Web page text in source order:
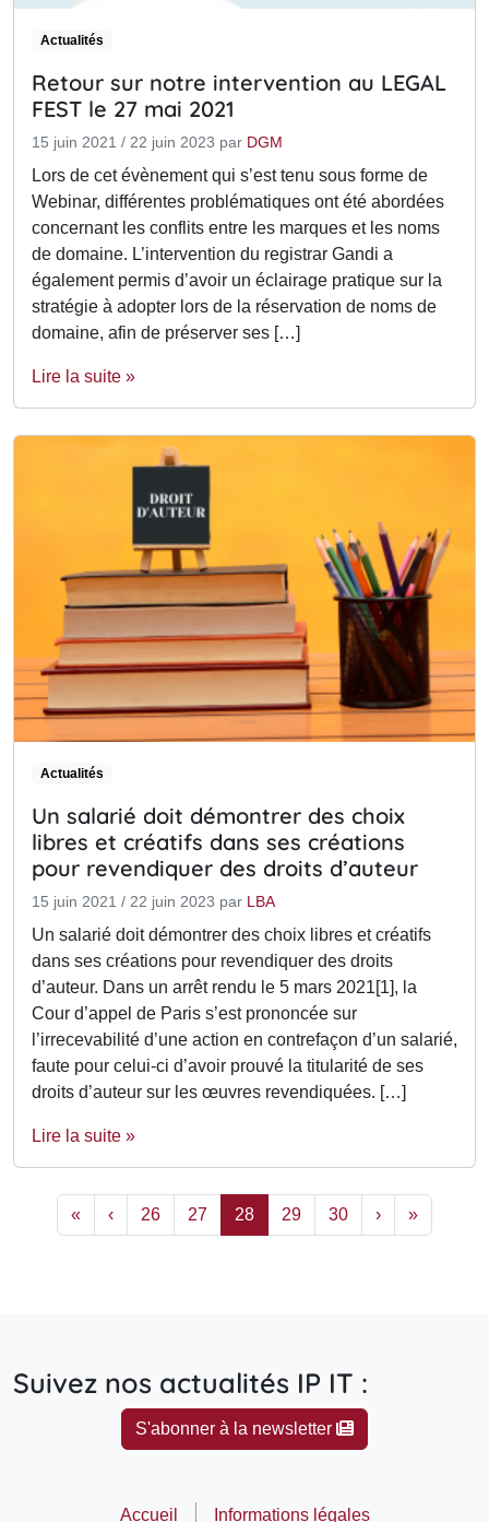
Actualités
Retour sur notre intervention au LEGAL
FEST le 27 mai 2021
15 juin 2021 / 22 juin 2023 par DGM
Lors de cet évènement qui s’est tenu sous forme de
Webinar, différentes problématiques ont été abordées
concernant les conflits entre les marques et les noms
de domaine. L’intervention du registrar Gandi a
également permis d’avoir un éclairage pratique sur la
stratégie à adopter lors de la réservation de noms de
domaine, afin de préserver ses […]
Lire la suite »
Actualités
Un salarié doit démontrer des choix
libres et créatifs dans ses créations
pour revendiquer des droits d’auteur
15 juin 2021 / 22 juin 2023 par LBA
Un salarié doit démontrer des choix libres et créatifs
dans ses créations pour revendiquer des droits
d’auteur. Dans un arrêt rendu le 5 mars 2021[1], la
Cour d’appel de Paris s’est prononcée sur
l’irrecevabilité d’une action en contrefaçon d’un salarié,
faute pour celui-ci d’avoir prouvé la titularité de ses
droits d’auteur sur les œuvres revendiquées. […]
Lire la suite »
« ‹ Page
26 Page
27 Current Page
28 Page
29 Page
30 › »
Suivez nos actualités IP IT :
S'abonner à la newsletter
Accueil Informations légales